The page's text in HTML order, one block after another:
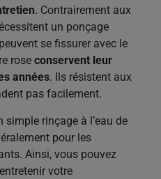
. Contrairement aux
un ponçage
se fissurer avec le
rose conservent leur
années. Ils résistent aux
pas facilement.
simple rinçage à l’eau de
pour les
Ainsi, vous pouvez
votre